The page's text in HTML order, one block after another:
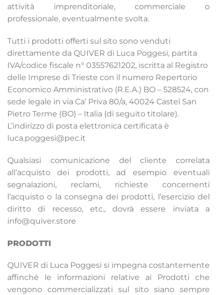
attività imprenditoriale, commerciale o
professionale, eventualmente svolta.
Tutti i prodotti offerti sul sito sono venduti
direttamente da QUIVER di Luca Poggesi, partita
IVA/codice fiscale n° 03557621202, iscritta al Registro
delle Imprese di Trieste con il numero Repertorio
Economico Amministrativo (R.E.A.) BO – 528524, con
sede legale in via Ca’ Priva 80/a, 40024 Castel San
Pietro Terme (BO) – Italia (di seguito titolare).
L’indirizzo di posta elettronica certificata è
luca.poggesi@pec.it
Qualsiasi comunicazione del cliente correlata
all’acquisto dei prodotti, ad esempio eventuali
segnalazioni, reclami, richieste concernenti
l’acquisto o la consegna dei prodotti, l’esercizio del
diritto di recesso, etc., dovrà essere inviata a
info@quiver.store
PRODOTTI
QUIVER di Luca Poggesi si impegna costantemente
affinché le informazioni relative ai Prodotti che
vengono commercializzati sul sito siano sempre